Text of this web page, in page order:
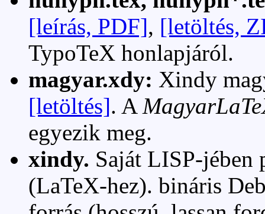
[leírás, PDF], [letöltés,
TypoTeX honlapjáról.
magyar.xdy: Xindy
[letöltés]. A
egyezik meg.
xindy. Saját LISP-jében
(LaTeX-hez). bináris